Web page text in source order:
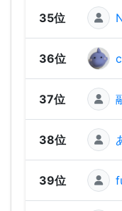
35位
36位
37位
38位
39位